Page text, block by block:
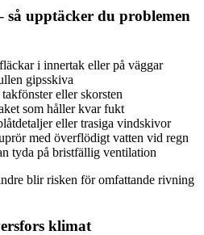
så upptäcker du problemen
i innertak eller på väggar
gipsskiva
eller skorsten
som håller kvar fukt
eller trasiga vindskivor
med överflödigt vatten vid regn
tyda på bristfällig ventilation
blir risken för omfattande rivning
klimat